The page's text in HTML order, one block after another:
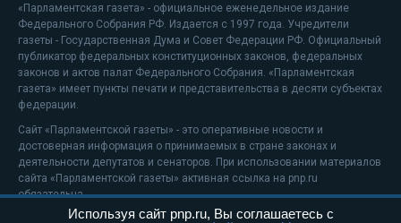
«Парламентская газета» - официальное еженедельное издание
Федерального Собрания РФ. Издается с 1997 года. Учредители
газеты - Государственная Дума и Совет Федерации РФ. Официальный
публикатор федеральных конституционных законов, федеральных
законов и актов палат Федерального Собрания. «Парламентская
газета» имеет пункты печати и представительства в десяти субъектах
федерации.
Сайт «Парламентской газеты» - это оперативные новости и
достоверная информация о принимаемых в стране законах и
деятельности депутатов и сенаторов. При использовании материалов
сайта «Парламентской газеты» активная ссылка на pnp.ru
обязательна.
На информационном ресурсе применяютсярекомендательные
Используя сайт pnp.ru, Вы соглашаетесь с